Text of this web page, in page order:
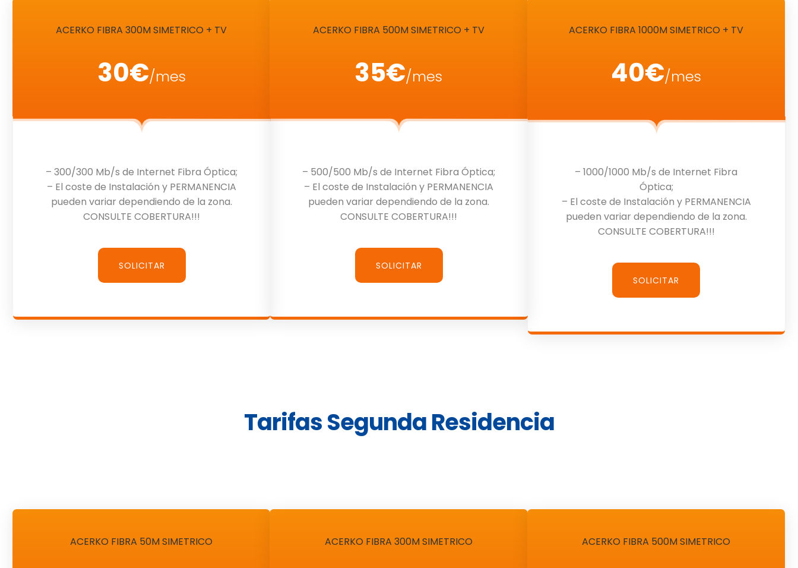
ACERKO FIBRA 300M SIMETRICO + TV
30€/mes
– 300/300 Mb/s de Internet Fibra Óptica;
– El coste de Instalación y PERMANENCIA
pueden variar dependiendo de la zona.
CONSULTE COBERTURA!!!
SOLICITAR
ACERKO FIBRA 500M SIMETRICO + TV
35€/mes
– 500/500 Mb/s de Internet Fibra Óptica;
– El coste de Instalación y PERMANENCIA
pueden variar dependiendo de la zona.
CONSULTE COBERTURA!!!
SOLICITAR
ACERKO FIBRA 1000M SIMETRICO + TV
40€/mes
– 1000/1000 Mb/s de Internet Fibra
Óptica;
– El coste de Instalación y PERMANENCIA
pueden variar dependiendo de la zona.
CONSULTE COBERTURA!!!
SOLICITAR
Tarifas Segunda Residencia
ACERKO FIBRA 50M SIMETRICO ACERKO FIBRA 300M SIMETRICO ACERKO FIBRA 500M SIMETRICO